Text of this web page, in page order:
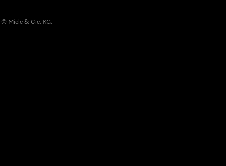
© Miele & Cie. KG.